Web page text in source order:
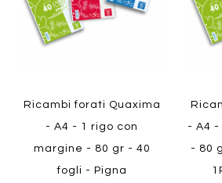
Quickview
Ricambi forati Quaxima
- A4 - 1 rigo con
margine - 80 gr - 40
fogli - Pigna
- A4
- 80